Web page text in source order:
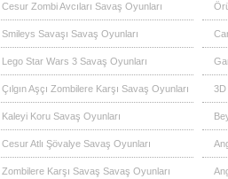
Cesur Zombi Avcıları Savaş Oyunları
Smileys Savaşı Savaş Oyunları
Lego Star Wars 3 Savaş Oyunları
Çılgın Aşçı Zombilere Karşı Savaş Oyunları
Kaleyi Koru Savaş Oyunları
Cesur Atlı Şövalye Savaş Oyunları
Zombilere Karşı Savaş Savaş Oyunları
3D